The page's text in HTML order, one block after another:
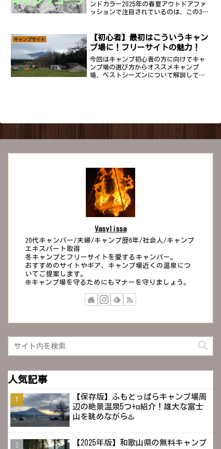
ンドカラー2025年の春夏アウトドアファ
ッションで注目されているのは、この3
な印象を与えるトレンドカラーです。今
年のキャンプ...
キャンプサイト
【初心者】最初はこういうキャン
プ場に！フリーサイトの魅力！
今回はキャンプ初心者の方に向けてキャ
ンプ場の選び方からオススメキャンプ
場、ベストシーズンについて解説してい
Vasylissa
20代キャンパー/夫婦/キャンプ歴6年/社会人/キャンプ
エキスパート取得
冬キャンプとフリーサイトを愛するキャンパー。
おすすめのサイトやギア、キャンプ場近くの温泉につ
いてご提案します。
※キャンプ場を守るためにもマナーを守りましょう。
人気記事
【保存版】ふもとっぱらキャンプ場周
辺の絶景温泉5つ+α紹介！雄大な富士
山を眺めながら♨️
【2025年版】和歌山県の無料キャンプ